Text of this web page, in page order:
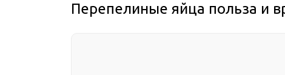
Перепелиные яйца польза и